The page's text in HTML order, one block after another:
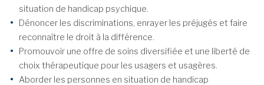
situation de handicap psychique.
Dénoncer les discriminations, enrayer les préjugés et faire
reconnaître le droit à la différence.
Promouvoir une offre de soins diversifiée et une liberté de
choix thérapeutique pour les usagers et usagères.
Aborder les personnes en situation de handicap